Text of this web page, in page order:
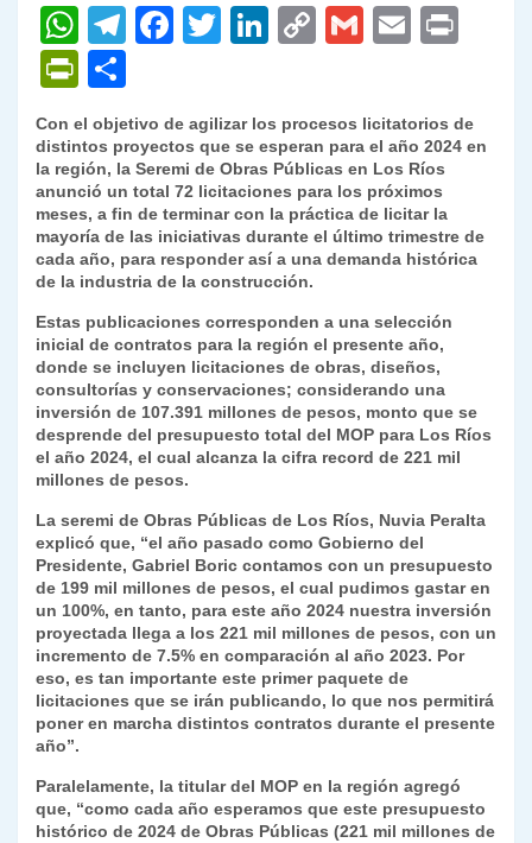
W
h
at
s
A
p
p
T
gr
a
m
F
e
b
o
o
k
T
er
Li
e
dI
n
C
y
Li
n
k
G
l
E
l
P
ri
nt
Fr
ie
n
dl
y
o
m
p
ar
tir
Con el objetivo de agilizar los procesos licitatorios de
distintos proyectos que se esperan para el año 2024 en
la región, la Seremi de Obras Públicas en Los Ríos
anunció un total 72 licitaciones para los próximos
meses, a fin de terminar con la práctica de licitar la
mayoría de las iniciativas durante el último trimestre de
cada año, para responder así a una demanda histórica
de la industria de la construcción.
Estas publicaciones corresponden a una selección
inicial de contratos para la región el presente año,
donde se incluyen licitaciones de obras, diseños,
consultorías y conservaciones; considerando una
inversión de 107.391 millones de pesos, monto que se
desprende del presupuesto total del MOP para Los Ríos
el año 2024, el cual alcanza la cifra record de 221 mil
millones de pesos.
La seremi de Obras Públicas de Los Ríos, Nuvia Peralta
explicó que, “el año pasado como Gobierno del
Presidente, Gabriel Boric contamos con un presupuesto
de 199 mil millones de pesos, el cual pudimos gastar en
un 100%, en tanto, para este año 2024 nuestra inversión
proyectada llega a los 221 mil millones de pesos, con un
incremento de 7.5% en comparación al año 2023. Por
eso, es tan importante este primer paquete de
licitaciones que se irán publicando, lo que nos permitirá
poner en marcha distintos contratos durante el presente
año”.
Paralelamente, la titular del MOP en la región agregó
que, “como cada año esperamos que este presupuesto
histórico de 2024 de Obras Públicas (221 mil millones de